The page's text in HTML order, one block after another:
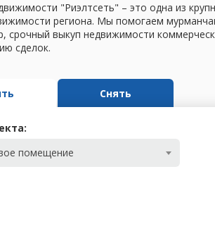
"Риэлтсеть" – это одна из
региона. Мы помогаем
срочный выкуп недвижимости
сделок.
Снять
помещение